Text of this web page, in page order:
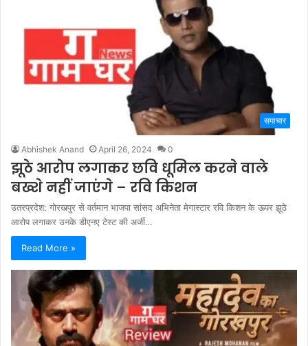
समाचार
Abhishek Anand April 26, 2024 0
झूठे आरोप लगाकर छवि धूमिल करने वाले
बख्शे नहीं जाएंगे – रवि किशन
उतरप्रदेश: गोरखपुर से वर्तमान भाजपा सांसद अभिनेता मेगास्टार रवि किशन के ऊपर झूठे
आरोप लगाकर उनके डीएनए टेस्ट की अर्जी…
Read More »